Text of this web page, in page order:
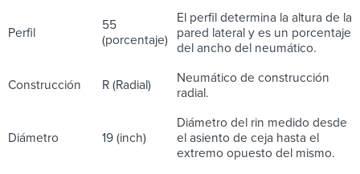
Perfil
55
(porcentaje)
El perfil determina la altura de la
pared lateral y es un porcentaje
del ancho del neumático.
Construcción R (Radial)
Neumático de construcción
radial.
Diámetro 19 (inch)
Diámetro del rin medido desde
el asiento de ceja hasta el
extremo opuesto del mismo.